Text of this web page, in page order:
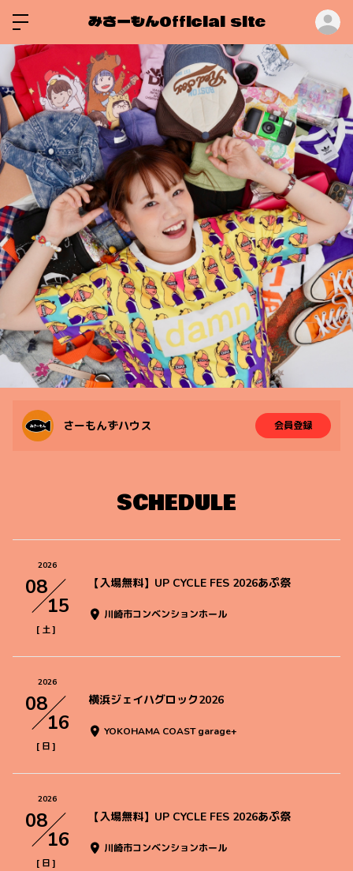
みさーもんOfficial site
さーもんずハウス 会員登録
SCHEDULE
2026
08
15
[ 土]
【入場無料】UP CYCLE FES 2026あぷ祭
川崎市コンベンションホール
2026
08
16
[ 日]
横浜ジェイハグロック2026
YOKOHAMA COAST garage+
2026
08
16
[ 日]
【入場無料】UP CYCLE FES 2026あぷ祭
川崎市コンベンションホール